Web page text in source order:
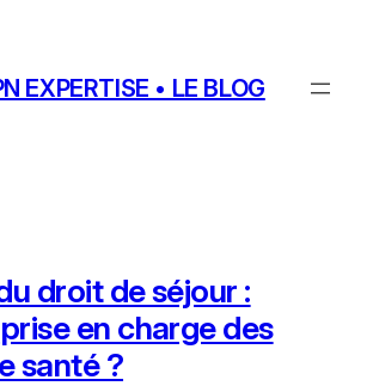
EXPERTISE • LE BLOG
droit de séjour :
en charge des
santé ?